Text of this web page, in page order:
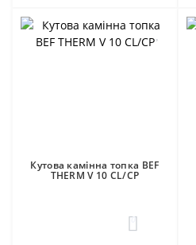
Кутова камінна топка BEF
THERM V 10 CL/CP
0